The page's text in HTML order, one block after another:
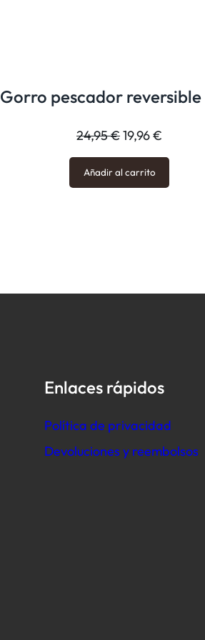
Gorro pescador reversible
24,95€El
precio
original
19,96€
precio
Añadir al carrito
Enlaces rápidos
Política de privacidad
Devoluciones y reembolsos